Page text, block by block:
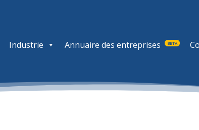
Industrie Annuaire des entreprises BETA